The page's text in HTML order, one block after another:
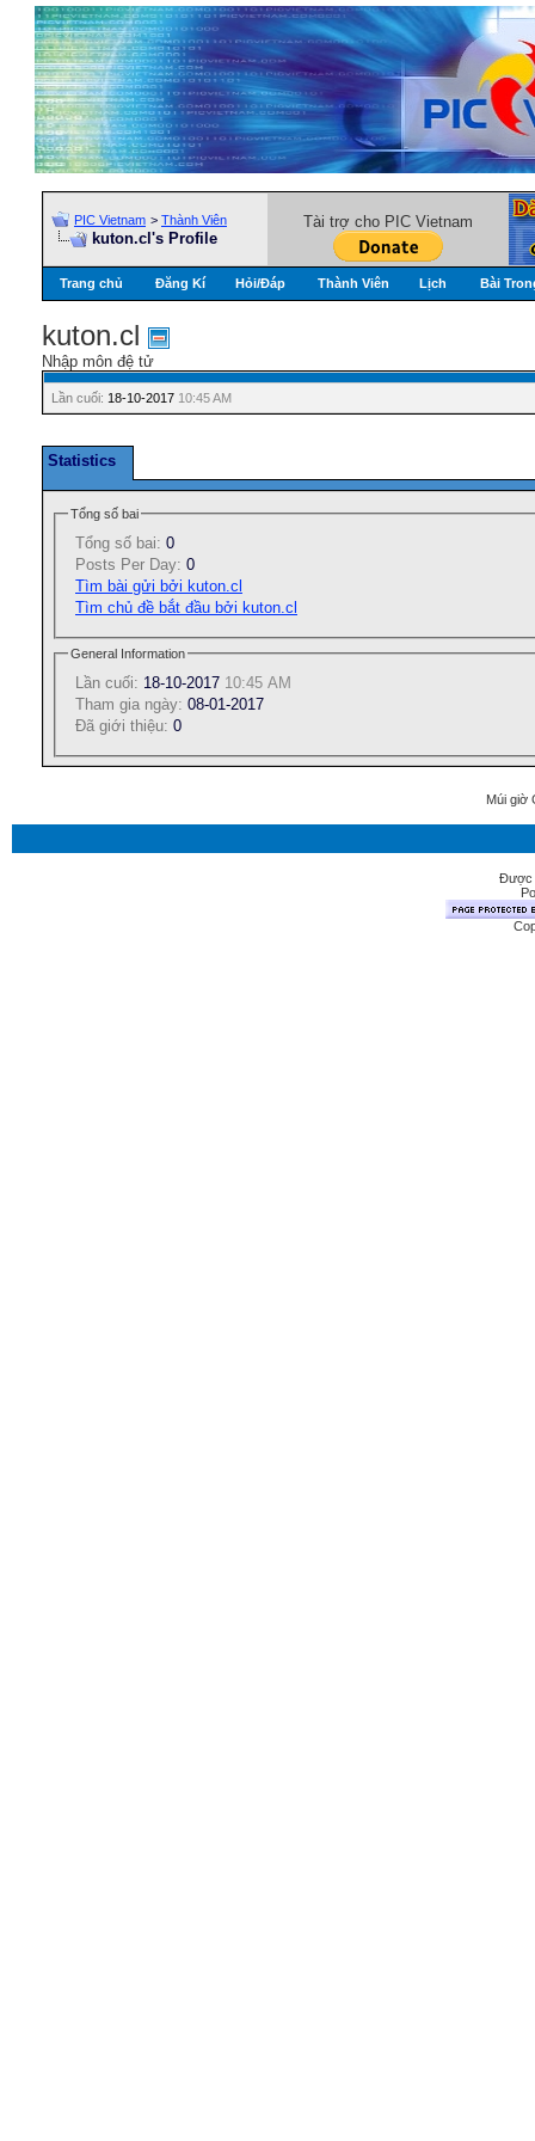
PIC Vietnam > Thành Viên
kuton.cl's Profile
Tài trợ cho PIC Vietnam
Trang chủ Đăng Kí Hỏi/Ðáp Thành Viên Lịch Bài
kuton.cl
Nhập môn đệ tử
Lần cuối: 18-10-2017 10:45 AM
Statistics
Tổng số bai
Tổng số bai: 0
Posts Per Day: 0
Tìm bài gửi bởi kuton.cl
Tìm chủ đề bắt đầu bởi kuton.cl
General Information
Lần cuối: 18-10-2017 10:45 AM
Tham gia ngày: 08-01-2017
Ðã giới thiệu: 0
Múi giờ
Được